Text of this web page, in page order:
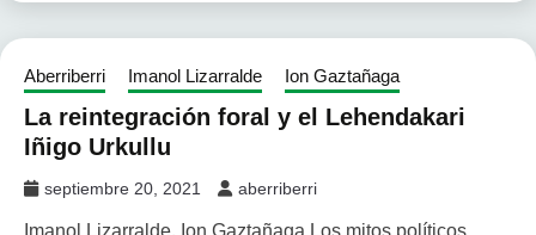
Aberriberri Imanol Lizarralde Ion Gaztañaga
La reintegración foral y el Lehendakari
Iñigo Urkullu
septiembre 20, 2021 aberriberri
Imanol Lizarralde, Ion Gaztañaga Los mitos políticos